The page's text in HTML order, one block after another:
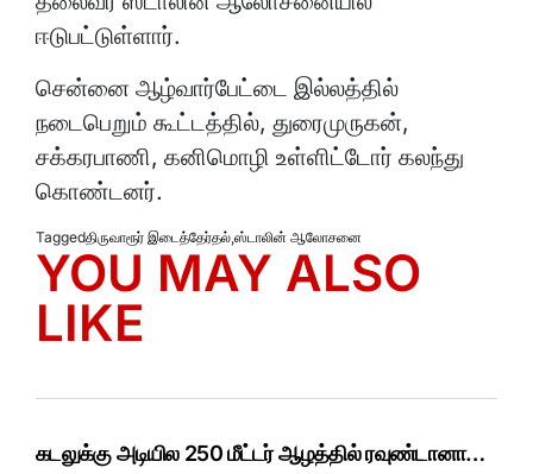
ஈடுபட்டுள்ளார்.
சென்னை ஆழ்வார்பேட்டை இல்லத்தில்
நடைபெறும் கூட்டத்தில், துரைமுருகன்,
சக்கரபாணி, கனிமொழி உள்ளிட்டோர் கலந்து
கொண்டனர்.
Taggedதிருவாரூர் இடைத்தேர்தல்,ஸ்டாலின் ஆலோசனை
YOU MAY ALSO
LIKE
கடலுக்கு அடியில 250 மீட்டர் ஆழத்தில் ரவுண்டானா…